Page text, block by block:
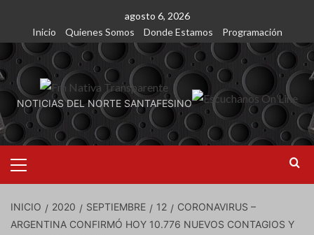
contenido
agosto 6, 2026
Inicio
Quienes Somos Donde Estamos Programación
NOTICIAS DEL NORTE SANTAFESINO
primario
INICIO 2020 SEPTIEMBRE 12
CORONAVIRUS –
ARGENTINA CONFIRMÓ HOY 10.776 NUEVOS CONTAGIOS Y